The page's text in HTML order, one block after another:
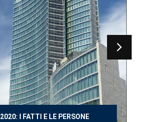
150 ANNI DOPO MANZONI